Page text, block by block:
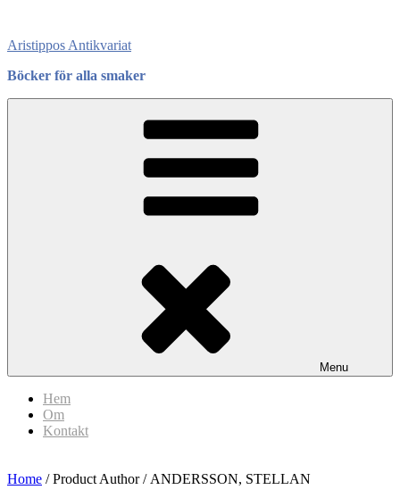
content
Aristippos Antikvariat
Böcker för alla smaker
Menu
Hem
Om
Kontakt
Home / Product Author / ANDERSSON, STELLAN